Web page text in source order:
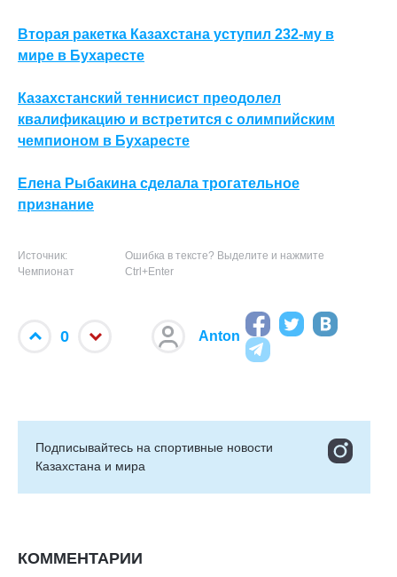
Вторая ракетка Казахстана уступил 232-му в
мире в Бухаресте
Казахстанский теннисист преодолел
квалификацию и встретится с олимпийским
чемпионом в Бухаресте
Елена Рыбакина сделала трогательное
признание
Источник:
Чемпионат
Ошибка в тексте? Выделите и нажмите
Ctrl+Enter
0 Anton
Подписывайтесь на cпортивные новости
Казахстана и мира
КОММЕНТАРИИ